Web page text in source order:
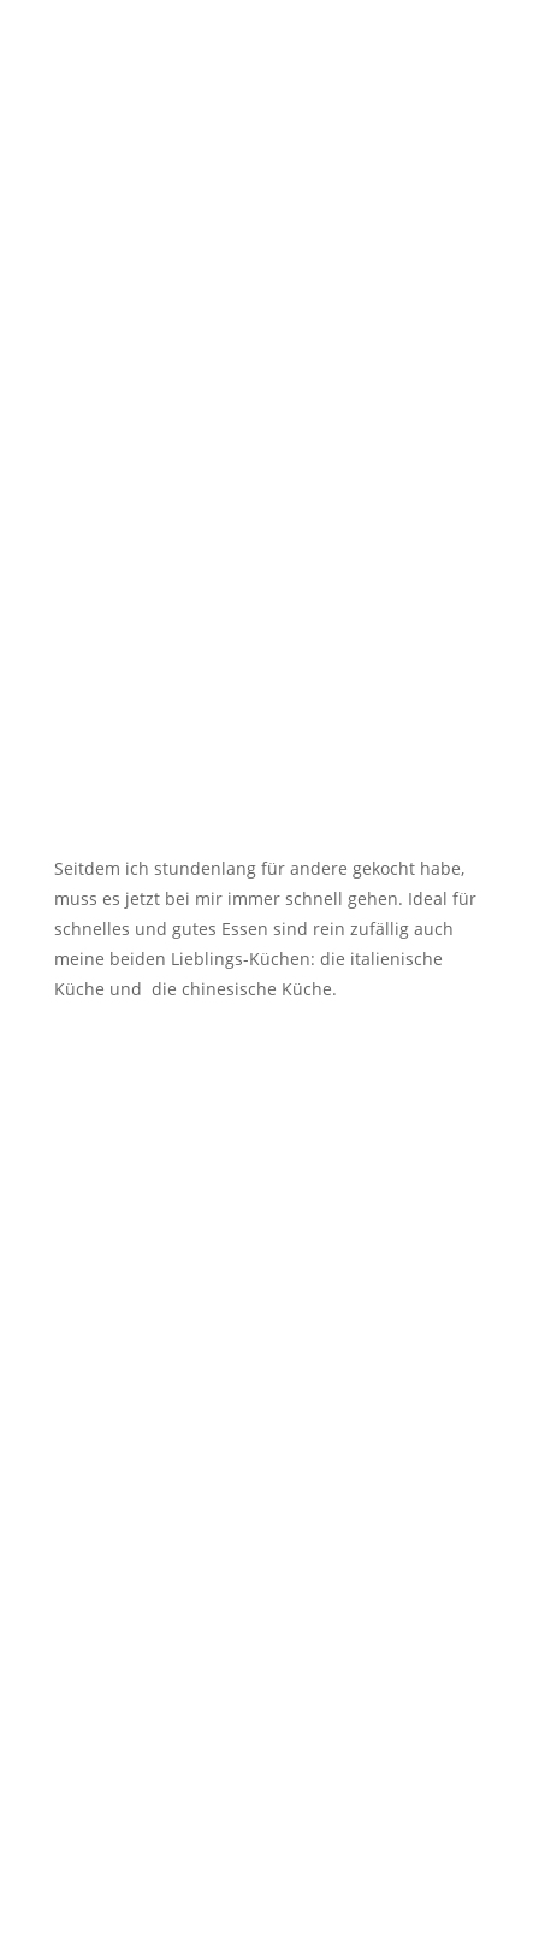
Seitdem ich stundenlang für andere gekocht habe,
muss es jetzt bei mir immer schnell gehen. Ideal für
schnelles und gutes Essen sind rein zufällig auch
meine beiden Lieblings-Küchen: die italienische
Küche und die chinesische Küche.